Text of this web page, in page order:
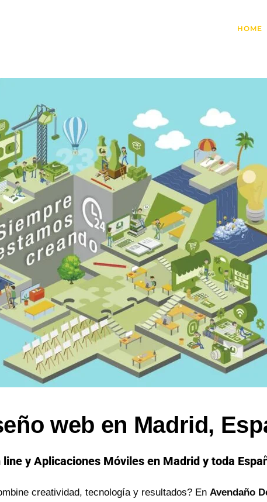
HOME
web en Madrid,
y Aplicaciones Móviles en Madrid y toda
creatividad, tecnología y resultados? En Avendaño